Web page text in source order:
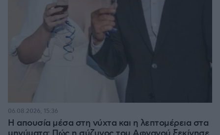
Η απουσία μέσα στη νύχτα και η λεπτομέρεια στα
06.08.2026, 15:36